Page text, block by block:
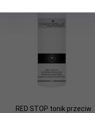
RED STOP tonik przeciw